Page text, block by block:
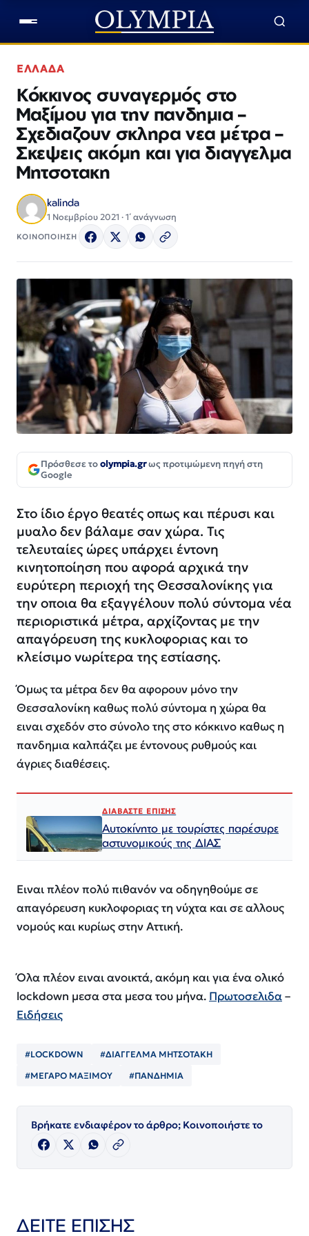
ΕΛΛΑΔΑ
Κόκκινος συναγερμός στο
Μαξίμου για την πανδημια –
Σχεδιαζουν σκληρα νεα μέτρα –
Σκεψεις ακόμη και για διαγγελμα
Μητσοτακη
kalinda
1 Νοεμβρίου 2021 · 1΄ ανάγνωση
ΚΟΙΝΟΠΟΙΗΣΗ
Πρόσθεσε τοolympia.grως προτιμώμενη πηγή στη
Google
Στο ίδιο έργο θεατές οπως και πέρυσι και
μυαλο δεν βάλαμε σαν χώρα. Τις
τελευταίες ώρες υπάρχει έντονη
κινητοποίηση που αφορά αρχικά την
ευρύτερη περιοχή της Θεσσαλονίκης για
την οποια θα εξαγγέλουν πολύ σύντομα νέα
περιοριστικά μέτρα, αρχίζοντας με την
απαγόρευση της κυκλοφοριας και το
κλείσιμο νωρίτερα της εστίασης.
Όμως τα μέτρα δεν θα αφορουν μόνο την
Θεσσαλονίκη καθως πολύ σύντομα η χώρα θα
ειναι σχεδόν στο σύνολο της στο κόκκινο καθως η
πανδημια καλπάζει με έντονους ρυθμούς και
άγριες διαθέσεις.
ΔΙΑΒΑΣΤΕ ΕΠΙΣΗΣ
Αυτοκίνητο με τουρίστες παρέσυρε
αστυνομικούς της ΔΙΑΣ
Ειναι πλέον πολύ πιθανόν να οδηγηθούμε σε
απαγόρευση κυκλοφοριας τη νύχτα και σε αλλους
νομούς και κυρίως στην Αττική.
Όλα πλέον ειναι ανοικτά, ακόμη και για ένα ολικό
lockdown μεσα στα μεσα του μήνα. Πρωτοσελιδα–
Ειδήσεις
#LOCKDOWN #ΔΙΑΓΓΕΛΜΑ ΜΗΤΣΟΤΑΚΗ
#ΜΕΓΑΡΟ ΜΑΞΙΜΟΥ #ΠΑΝΔΗΜΙΑ
Βρήκατε ενδιαφέρον το άρθρο; Κοινοποιήστε το
ΔΕΙΤΕ ΕΠΙΣΗΣ